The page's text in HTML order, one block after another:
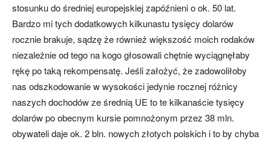
stosunku do średniej europejskiej zapóźnieni o ok. 50 lat.
Bardzo mi tych dodatkowych kilkunastu tysięcy dolarów
rocznie brakuje, sądzę że również większość moich rodaków
niezależnie od tego na kogo głosowali chętnie wyciągnęłaby
rękę po taką rekompensatę. Jeśli założyć, że zadowoliłoby
nas odszkodowanie w wysokości jedynie rocznej różnicy
naszych dochodów ze średnią UE to te kilkanaście tysięcy
dolarów po obecnym kursie pomnożonym przez 38 mln.
obywateli daje ok. 2 bln. nowych złotych polskich i to by chyba